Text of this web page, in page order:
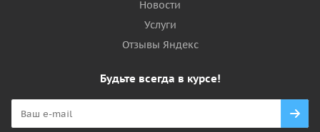
Новости
Услуги
Отзывы Яндекс
Будьте всегда в курсе!